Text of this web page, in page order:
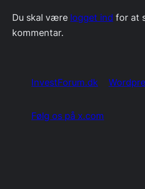
Du skal være logget ind for at
kommentar.
InvestForum.dk
Følg os på x.com